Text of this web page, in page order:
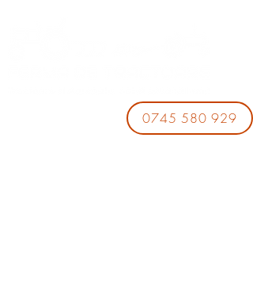
0745 580 929